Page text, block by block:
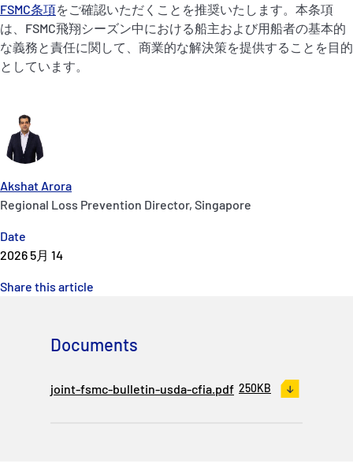
Akshat Arora
Regional Loss Prevention Director, Singapore
Date
2026 5月 14
Share this article
FSMC条項をご確認いただくことを推奨いたします。本条項
は、FSMC飛翔シーズン中における船主および用船者の基本的
な義務と責任に関して、商業的な解決策を提供することを目的
としています。
Documents
joint-fsmc-bulletin-usda-cfia.pdf 250KB